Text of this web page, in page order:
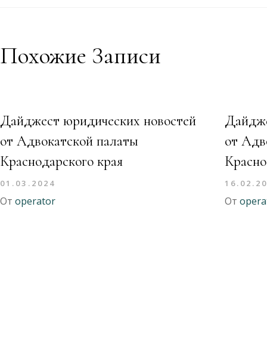
Похожие Записи
Дайджест юридических новостей
от Адвокатской палаты
Краснодарского края
01.03.2024
От operator
от
От